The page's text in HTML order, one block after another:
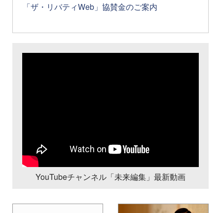
「ザ・リバティWeb」協賛金のご案内
YouTubeチャンネル「未来編集」最新動画